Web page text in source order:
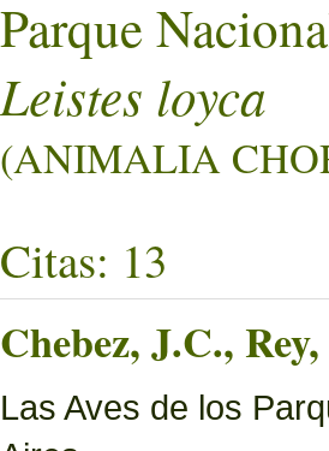
Parque
Leistes loyca
(ANIMALIA
Citas: 13
Chebez, J.C.,
Las Aves de los